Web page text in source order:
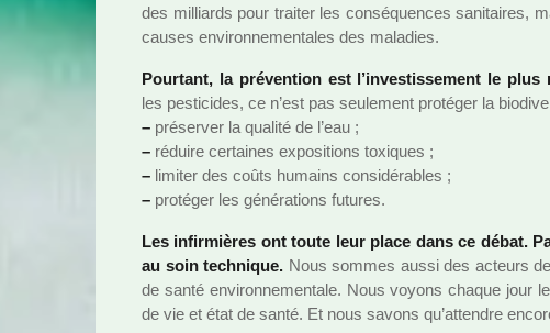
des mil­liards pour trai­ter les consé­quen­ces sani­tai­res,
causes envi­ron­ne­men­ta­les des mala­dies.
Pourtant, la pré­ven­tion est l’inves­tis­se­ment le
les pes­ti­ci­des, ce n’est pas seu­le­ment pro­té­ger la
– pré­ser­ver la qua­lité de l’eau ;
– réduire cer­tai­nes expo­si­tions toxi­ques ;
– limi­ter des coûts humains consi­dé­ra­bles ;
– pro­té­ger les géné­ra­tions futu­res.
Les infir­miè­res ont toute leur place dans ce débat.
au soin tech­ni­que. Nous sommes aussi des acteurs
de santé envi­ron­ne­men­tale. Nous voyons chaque jour
de vie et état de santé. Et nous savons qu’atten­dre